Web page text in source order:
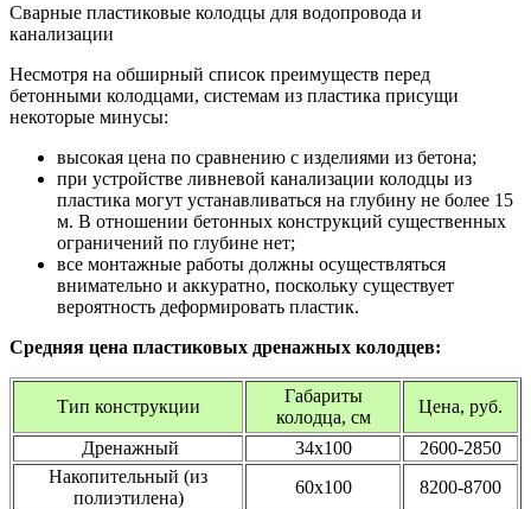
Сварные пластиковые колодцы для водопровода и
канализации
Несмотря на обширный список преимуществ перед
бетонными колодцами, системам из пластика присущи
некоторые минусы:
высокая цена по сравнению с изделиями из бетона;
при устройстве ливневой канализации колодцы из
пластика могут устанавливаться на глубину не более 15
м. В отношении бетонных конструкций существенных
ограничений по глубине нет;
все монтажные работы должны осуществляться
внимательно и аккуратно, поскольку существует
вероятность деформировать пластик.
Средняя цена пластиковых дренажных колодцев:
Тип конструкции
Габариты
колодца, см
Цена, руб.
Дренажный 34х100
2600-2850
Накопительный (из
полиэтилена)
60х100
8200-8700